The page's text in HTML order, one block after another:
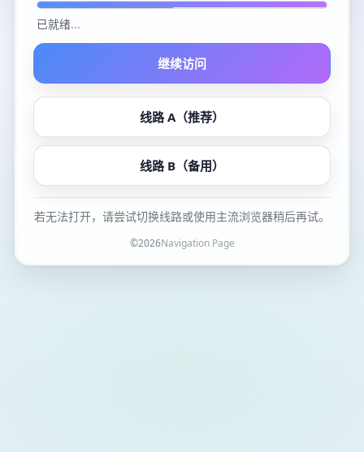
已就绪...
继续访问
线路 A（推荐）
线路 B（备用）
若无法打开，请尝试切换线路或使用主流浏览器稍后再试。
©2026Navigation Page